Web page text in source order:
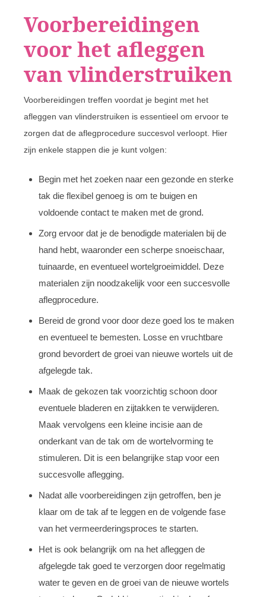
Voorbereidingen
voor het afleggen
van vlinderstruiken
Voorbereidingen treffen voordat je begint met het
afleggen van vlinderstruiken is essentieel om ervoor te
zorgen dat de aflegprocedure succesvol verloopt. Hier
zijn enkele stappen die je kunt volgen:
Begin met het zoeken naar een gezonde en sterke
tak die flexibel genoeg is om te buigen en
voldoende contact te maken met de grond.
Zorg ervoor dat je de benodigde materialen bij de
hand hebt, waaronder een scherpe snoeischaar,
tuinaarde, en eventueel wortelgroeimiddel. Deze
materialen zijn noodzakelijk voor een succesvolle
aflegprocedure.
Bereid de grond voor door deze goed los te maken
en eventueel te bemesten. Losse en vruchtbare
grond bevordert de groei van nieuwe wortels uit de
afgelegde tak.
Maak de gekozen tak voorzichtig schoon door
eventuele bladeren en zijtakken te verwijderen.
Maak vervolgens een kleine incisie aan de
onderkant van de tak om de wortelvorming te
stimuleren. Dit is een belangrijke stap voor een
succesvolle aflegging.
Nadat alle voorbereidingen zijn getroffen, ben je
klaar om de tak af te leggen en de volgende fase
van het vermeerderingsproces te starten.
Het is ook belangrijk om na het afleggen de
afgelegde tak goed te verzorgen door regelmatig
water te geven en de groei van de nieuwe wortels